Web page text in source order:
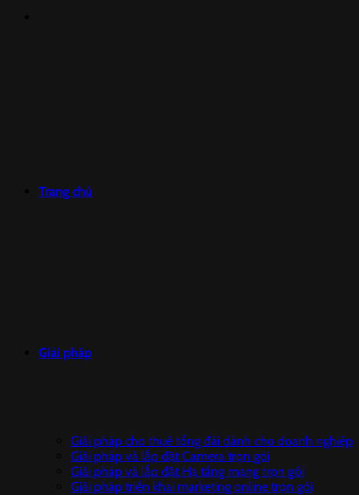
Trang chủ
Giải pháp
Giải pháp cho thuê tổng đài dành cho doanh nghiệp
Giải pháp và lắp đặt Camera trọn gói
Giải pháp và lắp đặt Hạ tầng mạng trọn gói
Giải pháp triển khai marketing online trọn gói